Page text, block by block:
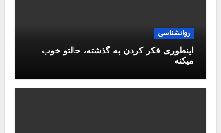
روانشناسی
اینطوری فکر کردن به گذشته، حالتو خوب
میکنه